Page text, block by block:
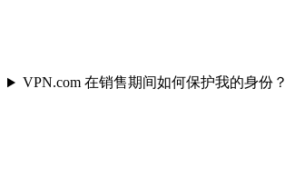
VPN.com 在销售期间如何保护我的身份？